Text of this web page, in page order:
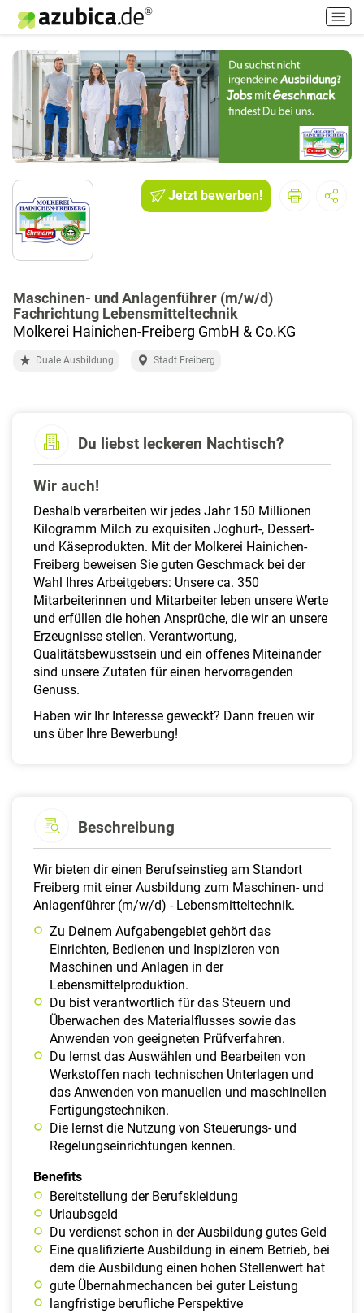
H
a
u
t
m
n
ü
i
Jetzt bewerben!
Maschinen- und Anlagenführer (m/w/d)
Fachrichtung Lebensmitteltechnik
Molkerei Hainichen-Freiberg GmbH & Co.KG
Duale Ausbildung Stadt Freiberg
Du liebst leckeren Nachtisch?
Wir auch!
Deshalb verarbeiten wir jedes Jahr 150 Millionen
Kilogramm Milch zu exquisiten Joghurt-, Dessert-
und Käseprodukten. Mit der Molkerei Hainichen-
Freiberg beweisen Sie guten Geschmack bei der
Wahl Ihres Arbeitgebers: Unsere ca. 350
Mitarbeiterinnen und Mitarbeiter leben unsere Werte
und erfüllen die hohen Ansprüche, die wir an unsere
Erzeugnisse stellen. Verantwortung,
Qualitätsbewusstsein und ein offenes Miteinander
sind unsere Zutaten für einen hervorragenden
Genuss.
Haben wir Ihr Interesse geweckt? Dann freuen wir
uns über Ihre Bewerbung!
Beschreibung
Wir bieten dir einen Berufseinstieg am Standort
Freiberg mit einer Ausbildung zum Maschinen- und
Anlagenführer (m/w/d) - Lebensmitteltechnik.
Zu Deinem Aufgabengebiet gehört das
Einrichten, Bedienen und Inspizieren von
Maschinen und Anlagen in der
Lebensmittelproduktion.
Du bist verantwortlich für das Steuern und
Überwachen des Materialflusses sowie das
Anwenden von geeigneten Prüfverfahren.
Du lernst das Auswählen und Bearbeiten von
Werkstoffen nach technischen Unterlagen und
das Anwenden von manuellen und maschinellen
Fertigungstechniken.
Die lernst die Nutzung von Steuerungs- und
Regelungseinrichtungen kennen.
Benefits
Bereitstellung der Berufskleidung
Urlaubsgeld
Du verdienst schon in der Ausbildung gutes Geld
Eine qualifizierte Ausbildung in einem Betrieb, bei
dem die Ausbildung einen hohen Stellenwert hat
gute Übernahmechancen bei guter Leistung
langfristige berufliche Perspektive